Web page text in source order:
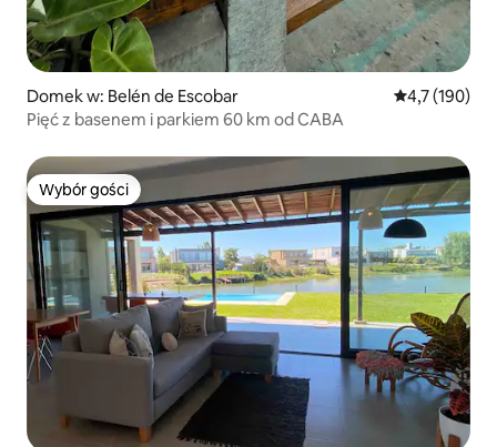
Domek w: Belén de Escobar Średnia
4,7 (190)
Pięć z basenem i parkiem 60 km od CABA
Wybór gości
Wybór gości